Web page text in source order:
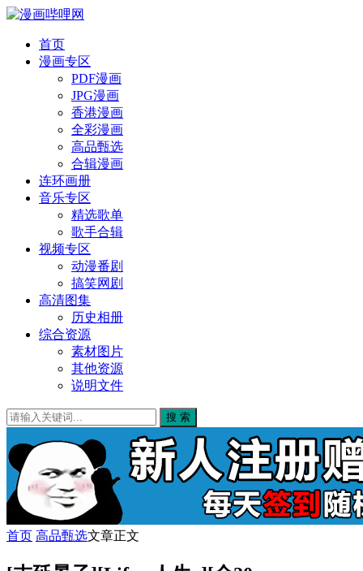
首页
漫画专区
PDF漫画
JPG漫画
香港漫画
全彩漫画
高品甄选
合辑漫画
连环画册
音乐专区
精选歌单
歌手合辑
视频专区
动漫番剧
搞笑网剧
高清图集
历史相册
综合资源
素材图片
其他资源
说明文件
搜 索
首页 高品甄选文章正文